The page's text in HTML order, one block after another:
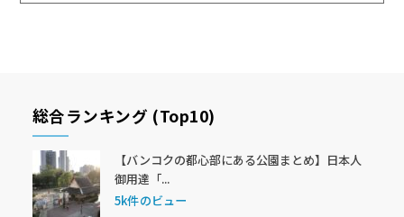
総合ランキング (Top10)
【バンコクの都心部にある公園まとめ】日本人
御用達「...
5k件のビュー